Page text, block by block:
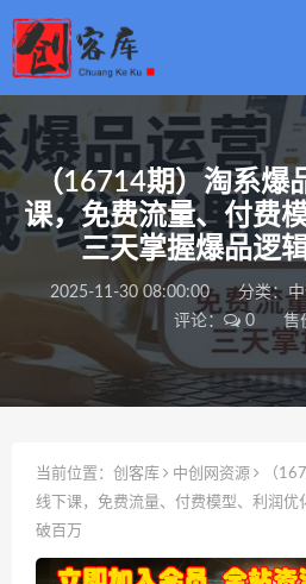
（16714期）淘系爆
课，免费流量、付费
三天掌握爆品逻
2025-11-30 08:00:00 分类：
评论：
0 售
当前位置： 创客库 中创网资源
（
线下课，免费流量、付费模型、利润优
破百万